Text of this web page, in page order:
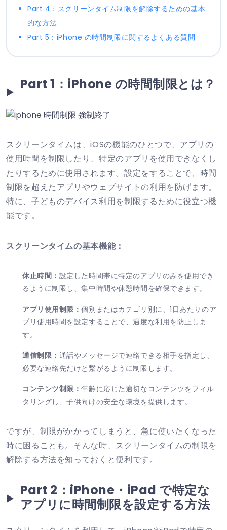
Part 4：スクリーンタイム制限を解除するための基本
的な方法
Part 5：iPhone の時間制限に関するよくある質問
Part 1：iPhone の時間制限とは？
スクリーンタイムは、iOSの機能のひとつで、アプリの
使用時間を制限したり、特定のアプリを使用できなくし
たりするために使用されます。設定をすることで、時間
制限を超えたアプリやウェブサイトの利用を防げます。
特に、子どものデバイス利用を制限するために役立つ機
能です。
スクリーンタイムの基本機能：
休止時間： 設定した時間帯に特定のアプリのみを使用でき
るように制限し、集中時間や休憩時間を確保できます。
アプリ使用制限：個別またはカテゴリ別に、1日あたりのア
プリ使用時間を設定することで、過度な利用を防止しま
す。
通信制限： 通話やメッセージで連絡できる相手を指定し、
必要な連絡先だけと繋がるように制限します。
コンテンツ制限：年齢に応じた適切なコンテンツをフィル
タリングし、子供向けの安全な環境を提供します。
ですが、制限がかかってしまうと、急に使いたくなった
時に困ることも。そんな時、スクリーンタイムの制限を
解除する方法を知っておくと便利です。
Part 2：iPhone・iPad で特定な
アプリに時間制限を設定する方法